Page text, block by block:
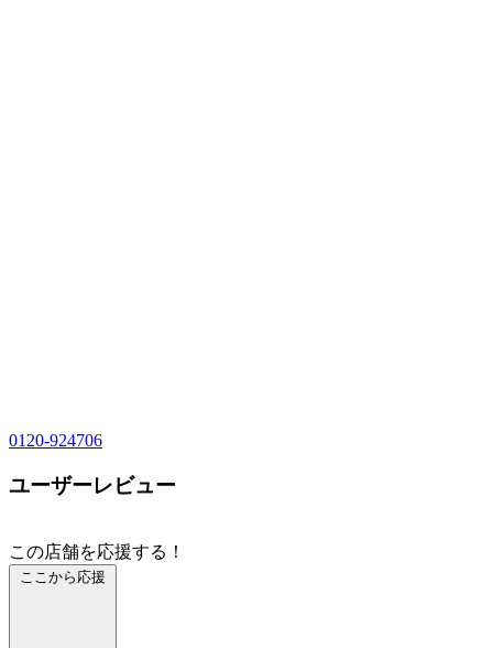
0120-924706
ユーザーレビュー
この店舗を応援する！
ここから応援